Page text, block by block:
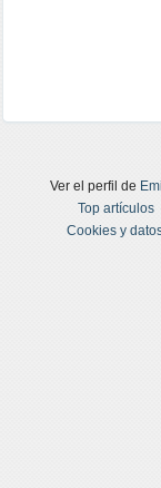
Ver el perfil de
Top artículos
Cookies y